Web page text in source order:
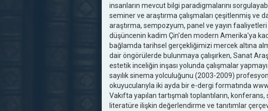
insanların mevcut bilgi paradigmalarını
seminer ve araştırma çalışmaları çeşitlenmiş ve
araştırma, sempozyum, panel ve yayın
düşüncenin kadim Çin'den modern Amerika'ya
bağlamda tarihsel gerçekliğimizi mercek altına
dair öngörülerde bulunmaya çalışırken, Sanat
estetik inceliğin inşası yolunda çalışmalar
sayılık sinema yolculuğunu (2003-2009)
okuyucularıyla iki ayda bir e-dergi formatında
Vakıfta yapılan tartışmalı toplantıların,
literatüre ilişkin değerlendirme ve tanıtımlar